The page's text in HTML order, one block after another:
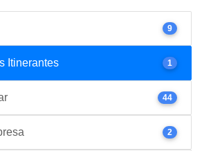
9
Itinerantes 1
44
2